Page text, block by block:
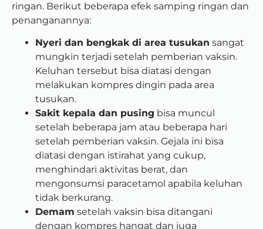
ringan. Berikut beberapa efek samping ringan dan
penanganannya:
Nyeri dan bengkak di area tusukan sangat
mungkin terjadi setelah pemberian vaksin.
Keluhan tersebut bisa diatasi dengan
melakukan kompres dingin pada area
tusukan.
Sakit kepala dan pusing bisa muncul
setelah beberapa jam atau beberapa hari
setelah pemberian vaksin. Gejala ini bisa
diatasi dengan istirahat yang cukup,
menghindari aktivitas berat, dan
mengonsumsi paracetamol apabila keluhan
tidak berkurang.
Demam setelah vaksin bisa ditangani
dengan kompres hangat dan juga